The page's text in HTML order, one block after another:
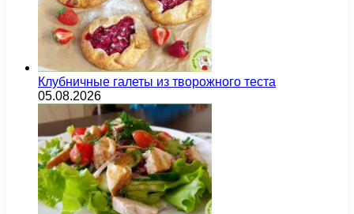
Клубничные галеты из творожного теста
05.08.2026